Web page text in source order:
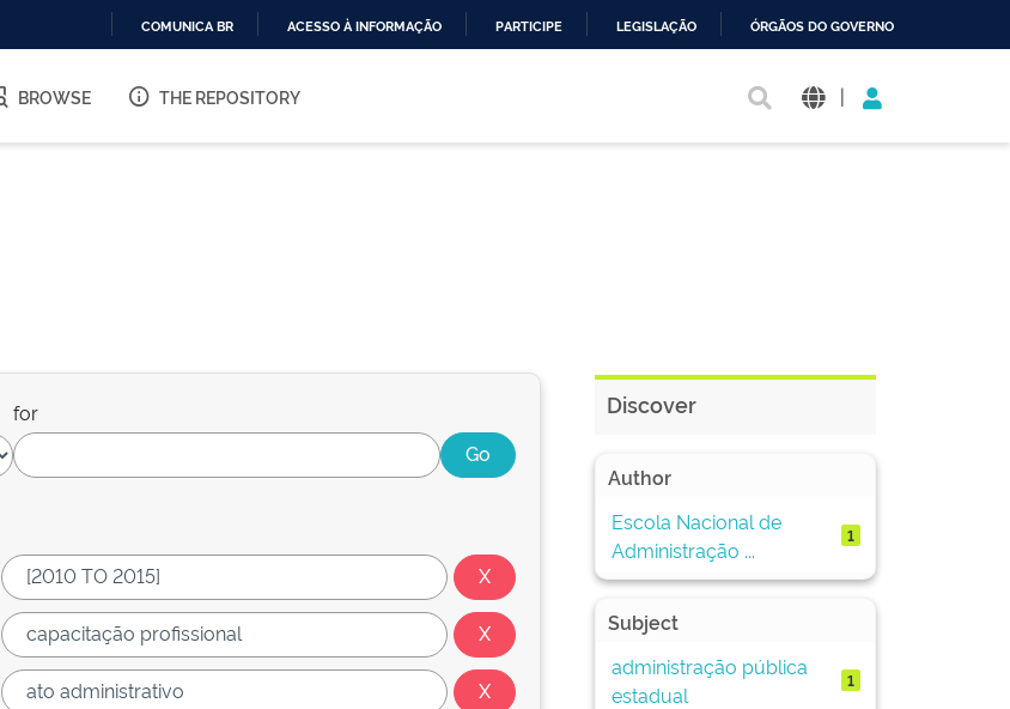
O
COMUNICA BR ACESSO À INFORMAÇÃO PARTICIPE LEGISLAÇÃO ÓRGÃOS DO GOVERNO
BROWSE THE REPOSITORY |
for Discover
Author
Escola Nacional de
Administração ...
1
Subject
administração pública
estadual
1